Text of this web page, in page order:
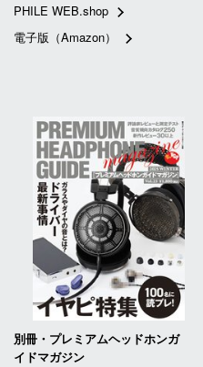
PHILE WEB.shop
電子版（Amazon）
別冊・プレミアムヘッドホンガ
イドマガジン